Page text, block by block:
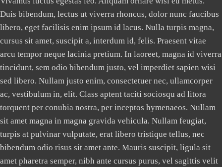
Duis bibendum, lectus ut viverra rhoncus, dolor nunc faucibus
libero, eget facilisis enim ipsum id lacus. Nulla turpis magna,
cursus sit amet, suscipit a, interdum id, felis. Praesent vitae
arcu tempor neque lacinia pretium. In laoreet, magna id viverra
tincidunt, sem odio bibendum justo, vel imperdiet sapien wisi
sed libero. Nullam justo enim, consectetuer nec, ullamcorper
ac, vestibulum in, elit. Class aptent taciti sociosqu ad litora
torquent per conubia nostra, per inceptos hymenaeos. Nullam
sit amet magna in magna gravida vehicula. Nullam feugiat,
turpis at pulvinar vulputate, erat libero tristique tellus, nec
bibendum odio risus sit amet ante. Mauris suscipit, ligula sit
amet pharetra semper, nibh ante cursus purus, vel sagittis velit